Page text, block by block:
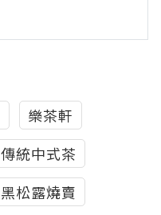
樂茶軒
傳統中式茶
黑松露燒賣